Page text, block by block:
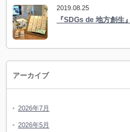
2019.08.25
『SDGs de 地方創生
アーカイブ
2026年7月
2026年5月